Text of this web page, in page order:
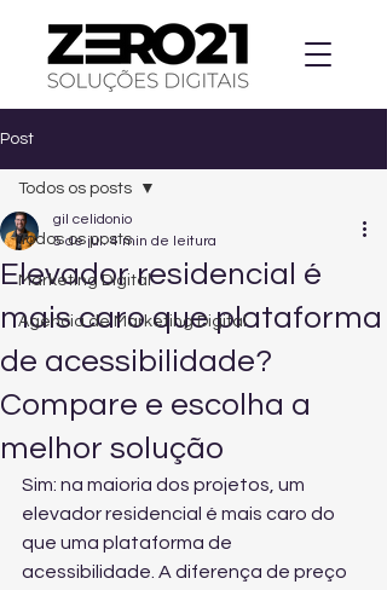
Post
Todos os posts
Marketing Digital
Agencia de Marketing Digital
Todos os posts
Elevador residencial é
mais caro que plataforma
de acessibilidade?
Compare e escolha a
melhor solução
gil celidonio
5 de jul. 4 min de leitura
Sim: na maioria dos projetos, um
elevador residencial é mais caro do
que uma plataforma de
acessibilidade. A diferença de preço